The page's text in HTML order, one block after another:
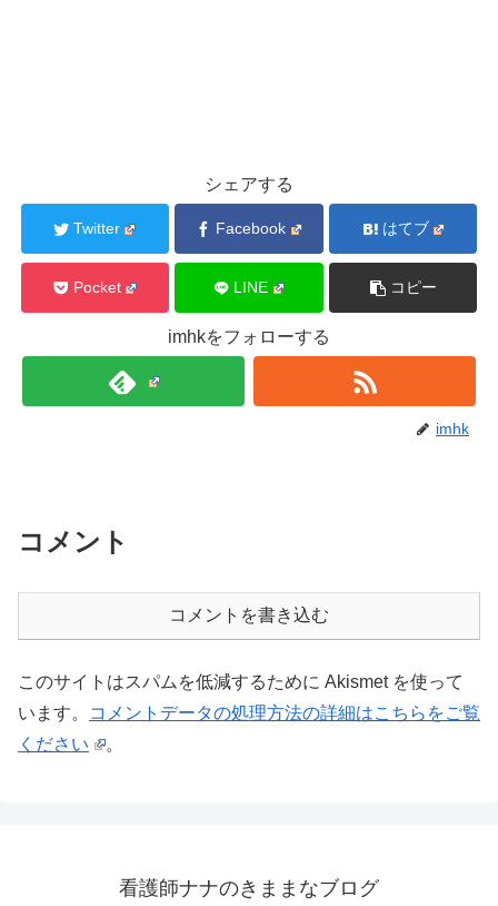
シェアする
Twitter Facebook はてブ
Pocket LINE コピー
imhkをフォローする
imhk
コメント
コメントを書き込む
このサイトはスパムを低減するために Akismet を使って
います。
コメントデータの処理方法の詳細はこちらをご覧
ください
。
看護師ナナのきままなブログ